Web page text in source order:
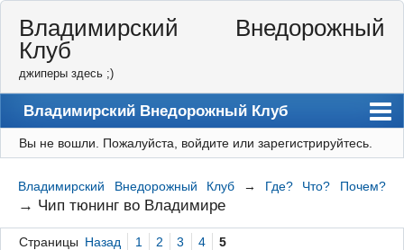
Владимирский Внедорожный
Клуб
джиперы здесь ;)
Владимирский Внедорожный Клуб
Форум
Правила
Регистрация
Вход
Вы не вошли. Пожалуйста, войдите или зарегистрируйтесь.
Владимирский Внедорожный Клуб → Где? Что? Почем?
→ Чип тюнинг во Владимире
Страницы Назад 1 2 3 4 5